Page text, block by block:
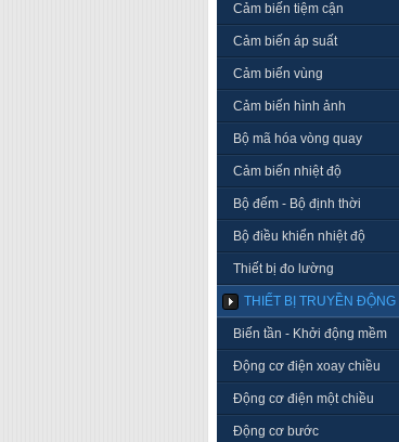
Cảm biến tiệm cận
Cảm biến áp suất
Cảm biến vùng
Cảm biến hình ảnh
Bộ mã hóa vòng quay
Cảm biến nhiệt độ
Bộ đếm - Bộ định thời
Bộ điều khiển nhiệt độ
Thiết bị đo lường
THIẾT BỊ TRUYỀN ĐỘNG
Biến tần - Khởi động mềm
Động cơ điện xoay chiều
Động cơ điện một chiều
Động cơ bước